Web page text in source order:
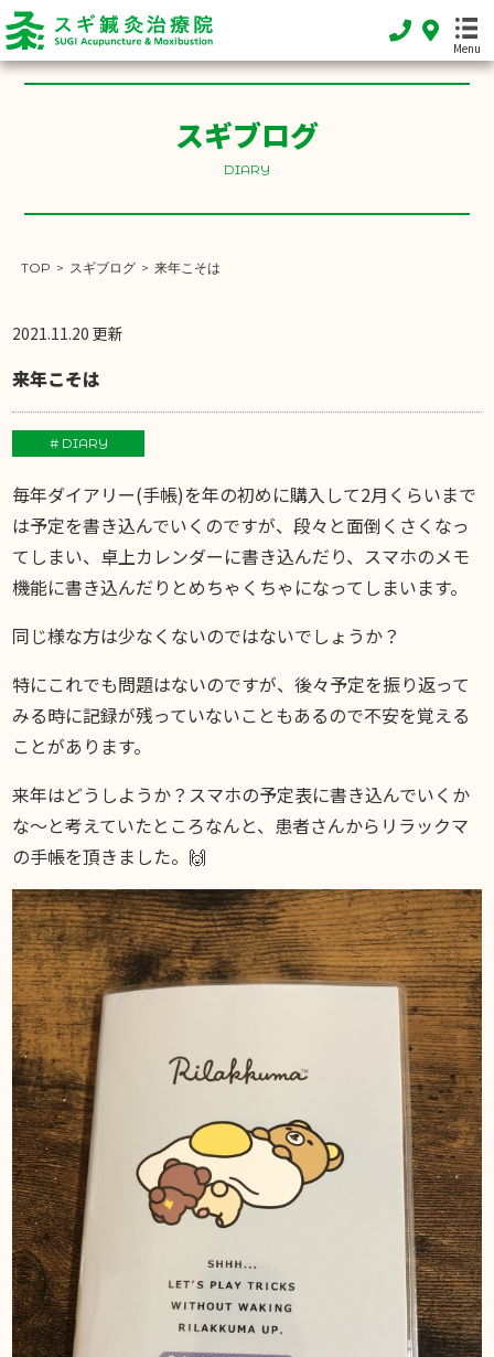
Menu
スギブログ
スギブログ
DIARY
TOP > スギブログ > 来年こそは
2021.11.20 更新
来年こそは
# DIARY
毎年ダイアリー(手帳)を年の初めに購入して2月くらいまで
は予定を書き込んでいくのですが、段々と面倒くさくなっ
てしまい、卓上カレンダーに書き込んだり、スマホのメモ
機能に書き込んだりとめちゃくちゃになってしまいます。
同じ様な方は少なくないのではないでしょうか？
特にこれでも問題はないのですが、後々予定を振り返って
みる時に記録が残っていないこともあるので不安を覚える
ことがあります。
来年はどうしようか？スマホの予定表に書き込んでいくか
な〜と考えていたところなんと、患者さんからリラックマ
の手帳を頂きました。🙌